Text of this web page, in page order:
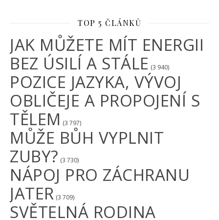
TOP 5 ČLÁNKŮ
JAK MŮŽETE MÍT ENERGII
BEZ ÚSILÍ A STÁLE (3 940)
POZICE JAZYKA, VÝVOJ
OBLIČEJE A PROPOJENÍ S
TĚLEM (3 797)
MŮŽE BŮH VYPLNIT
ZUBY? (3 730)
NÁPOJ PRO ZÁCHRANU
JATER (3 709)
SVĚTELNÁ RODINA